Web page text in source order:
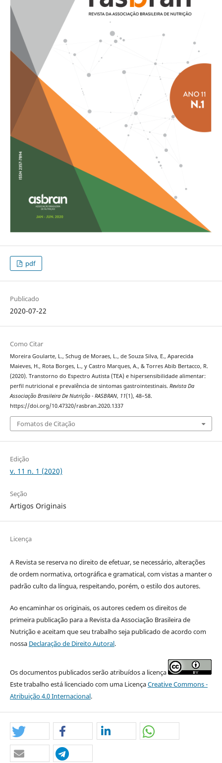
pdf
Publicado
2020-07-22
Como Citar
Moreira Goularte, L., Schug de Moraes, L., de Souza Silva, E., Aparecida
Maieves, H., Rota Borges, L., y Castro Marques, A., & Torres Abib Bertacco, R.
(2020). Transtorno do Espectro Autista (TEA) e hipersensibilidade alimentar:
perfil nutricional e prevalência de sintomas gastrointestinais. Revista Da
Associação Brasileira De Nutrição - RASBRAN, 11(1), 48–58.
https://doi.org/10.47320/rasbran.2020.1337
Fomatos de Citação
Edição
v. 11 n. 1 (2020)
Seção
Artigos Originais
Licença
A Revista se reserva no direito de efetuar, se necessário, alterações
de ordem normativa, ortográfica e gramatical, com vistas a manter o
padrão culto da língua, respeitando, porém, o estilo dos autores.
Ao encaminhar os originais, os autores cedem os direitos de
primeira publicação para a Revista da Associação Brasileira de
Nutrição e aceitam que seu trabalho seja publicado de acordo com
nossa Declaração de Direito Autoral.
Os documentos publicados serão atribuídos a licença
Este trabalho está licenciado com uma LicençaCreative Commons -
Atribuição 4.0 Internacional.